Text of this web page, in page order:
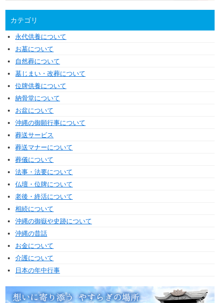
カテゴリ
永代供養について
お墓について
自然葬について
墓じまい・改葬について
位牌供養について
納骨堂について
お盆について
沖縄の御願行事について
葬送サービス
葬送マナーについて
葬儀について
法事・法要について
仏壇・位牌について
老後・終活について
相続について
沖縄の御嶽や史跡について
沖縄の昔話
お金について
介護について
日本の年中行事